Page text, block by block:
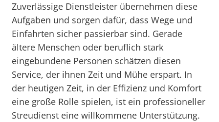
Zuverlässige Dienstleister übernehmen diese
Aufgaben und sorgen dafür, dass Wege und
Einfahrten sicher passierbar sind. Gerade
ältere Menschen oder beruflich stark
eingebundene Personen schätzen diesen
Service, der ihnen Zeit und Mühe erspart. In
der heutigen Zeit, in der Effizienz und Komfort
eine große Rolle spielen, ist ein professioneller
Streudienst eine willkommene Unterstützung.